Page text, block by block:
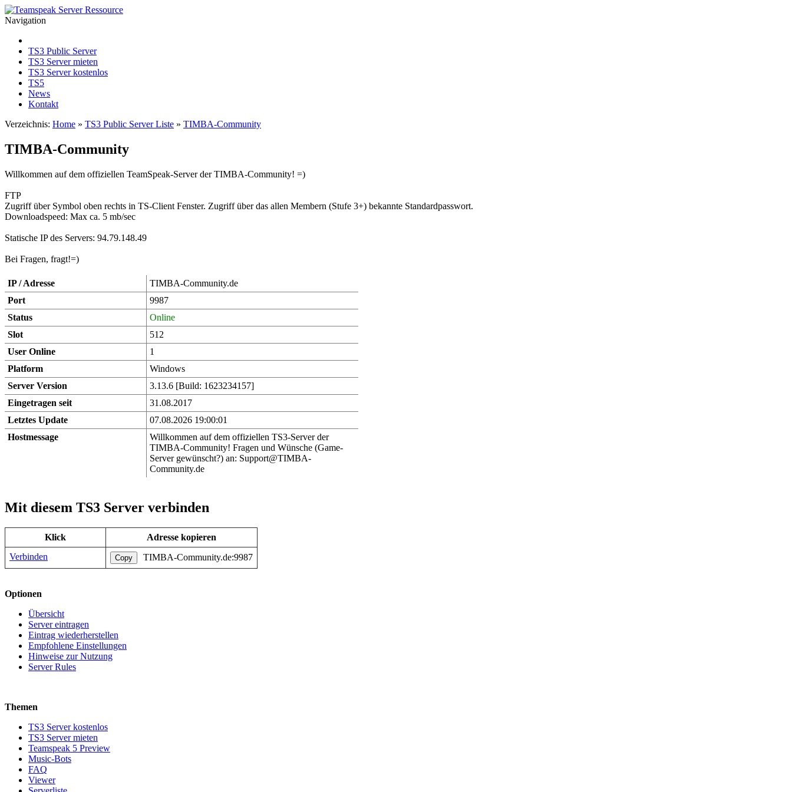
Navigation
TS3 Public Server
TS3 Server mieten
TS3 Server kostenlos
TS5
News
Kontakt
Verzeichnis: Home » TS3 Public Server Liste » TIMBA-Community
TIMBA-Community
Willkommen auf dem offiziellen TeamSpeak-Server der TIMBA-Community! =)
FTP
Zugriff über Symbol oben rechts in TS-Client Fenster. Zugriff über das allen Membern (Stufe 3+) bekannte Standardpasswort.
Downloadspeed: Max ca. 5 mb/sec
Statische IP des Servers: 94.79.148.49
Bei Fragen, fragt!=)
IP / Adresse
TIMBA-Community.de
Port
9987
Status
Online
Slot
512
User Online
1
Platform
Windows
Server Version
3.13.6 [Build: 1623234157]
Eingetragen seit
31.08.2017
Letztes Update
07.08.2026 19:00:01
Hostmessage
Willkommen auf dem offiziellen TS3-Server der
TIMBA-Community! Fragen und Wünsche (Game-
Server gewünscht?) an: Support@TIMBA-
Community.de
Mit diesem TS3 Server verbinden
Klick
Adresse kopieren
Verbinden
Copy TIMBA-Community.de:9987
Optionen
Übersicht
Server eintragen
Eintrag wiederherstellen
Empfohlene Einstellungen
Hinweise zur Nutzung
Server Rules
Themen
TS3 Server kostenlos
TS3 Server mieten
Teamspeak 5 Preview
Music-Bots
FAQ
Viewer